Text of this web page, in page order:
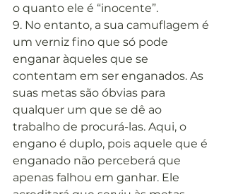
o quanto ele é “inocente”.
9. No entanto, a sua camuflagem é
um verniz fino que só pode
enganar àqueles que se
contentam em ser enganados. As
suas metas são óbvias para
qualquer um que se dê ao
trabalho de procurá-las. Aqui, o
engano é duplo, pois aquele que é
enganado não perceberá que
apenas falhou em ganhar. Ele